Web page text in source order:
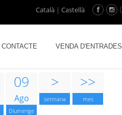
Català | Castellà
CONTACTE VENDA D'ENTRADES
09
Ago
Diumenge
>
setmana
>>
mes